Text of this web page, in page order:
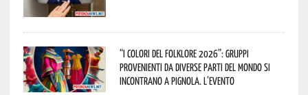
“I Colori del Folklore 2026”: gruppi
provenienti da diverse parti del mondo si
incontrano a Pignola. L’evento